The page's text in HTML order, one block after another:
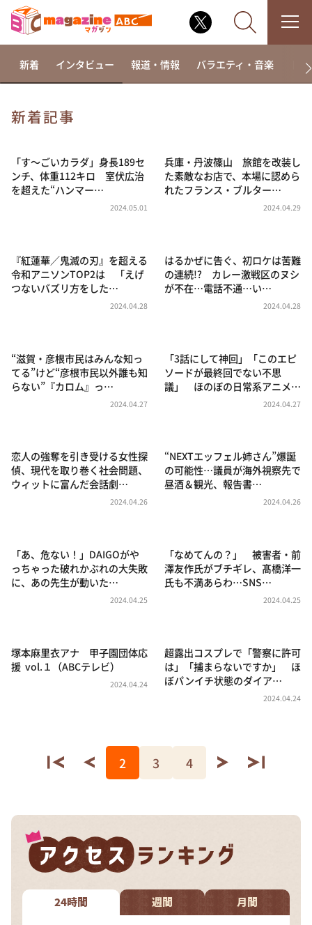
相席食堂
これ余談なんですけど・・・
～人生密着トークバラエティ！～ やすとものいたっ
news おかえり
河合＆A.B.C-Z塚田×福井アナ「なんでやねん！？」
（news おかえり）
朝だ！生です旅サラダ
教えて！ニュースライブ 正義のミカタ
ポツンと一軒家
ザキ山小屋本館
新着 インタビュー 報道・情報 バラエティ・音楽 ド
新着記事
「す～ごいカラダ」身長189セ
ンチ、体重112キロ 室伏広治
を超えた“ハンマー…
2024.05.01
兵庫・丹波篠山 旅館を改装し
た素敵なお店で、本場に認めら
れたフランス・ブルター…
2024.04.29
『紅蓮華／鬼滅の刃』を超える
令和アニソンTOP2は 「えげ
つないバズリ方をした…
2024.04.28
はるかぜに告ぐ、初ロケは苦難
の連続!? カレー激戦区のヌシ
が不在…電話不通…い…
2024.04.28
“滋賀・彦根市民はみんな知っ
てる”けど“彦根市民以外誰も知
らない”『カロム』っ…
2024.04.27
「3話にして神回」「このエピ
ソードが最終回でない不思
議」 ほのぼの日常系アニメ…
2024.04.27
恋人の強奪を引き受ける女性探
偵、現代を取り巻く社会問題、
ウィットに富んだ会話劇…
2024.04.26
“NEXTエッフェル姉さん”爆誕
の可能性…議員が海外視察先で
昼酒＆観光、報告書…
2024.04.26
「あ、危ない！」DAIGOがや
っちゃった破れかぶれの大失敗
に、あの先生が動いた…
2024.04.25
「なめてんの？」 被害者・前
澤友作氏がブチギレ、髙橋洋一
氏も不満あらわ…SNS…
2024.04.25
塚本麻里衣アナ 甲子園団体応
援 vol.１（ABCテレビ）
2024.04.24
超露出コスプレで「警察に許可
は」「捕まらないですか」 ほ
ぼパンイチ状態のダイア…
2024.04.24
2 3 4
24時間 週間 月間